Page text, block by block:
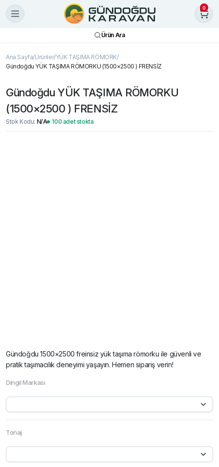
0
Ürün Ara
Ana Sayfa Ürünler YÜK TAŞIMA RÖMORK
Gündoğdu YÜK TAŞIMA RÖMORKU (1500×2500 ) FRENSİZ
Gündoğdu YÜK TAŞIMA RÖMORKU
(1500×2500 ) FRENSİZ
Stok Kodu: N/A 100 adet stokta
Gündoğdu 1500×2500 freinsiz yük taşıma römorku ile güvenli ve
pratik taşımacılık deneyimi yaşayın. Hemen sipariş verin!
Dingil Markası
Tonaj